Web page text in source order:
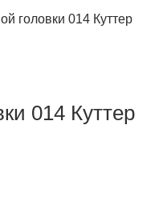
головки 014 Куттер
014 Куттер